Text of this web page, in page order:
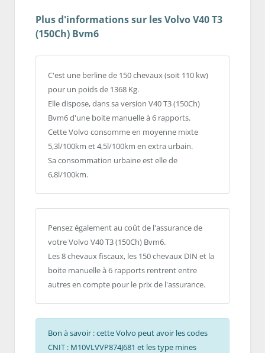
Plus d'informations sur les Volvo V40 T3
(150Ch) Bvm6
C'est une berline de 150 chevaux (soit 110 kw)
pour un poids de 1368 Kg.
Elle dispose, dans sa version V40 T3 (150Ch)
Bvm6 d'une boite manuelle à 6 rapports.
Cette Volvo consomme en moyenne mixte
5,3l/100km et 4,5l/100km en extra urbain.
Sa consommation urbaine est elle de
6,8l/100km.
Pensez également au coût de l'assurance de
votre Volvo V40 T3 (150Ch) Bvm6.
Les 8 chevaux fiscaux, les 150 chevaux DIN et la
boite manuelle à 6 rapports rentrent entre
autres en compte pour le prix de l'assurance.
Bon à savoir : cette Volvo peut avoir les codes
CNIT : M10VLVVP874J681 et les type mines